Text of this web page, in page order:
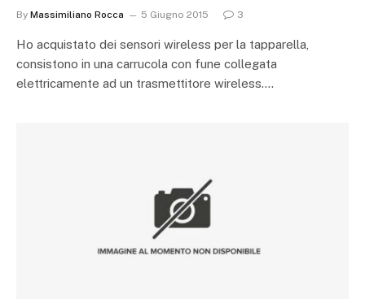
By Massimiliano Rocca 5 Giugno 2015 3
Ho acquistato dei sensori wireless per la tapparella,
consistono in una carrucola con fune collegata
elettricamente ad un trasmettitore wireless.…